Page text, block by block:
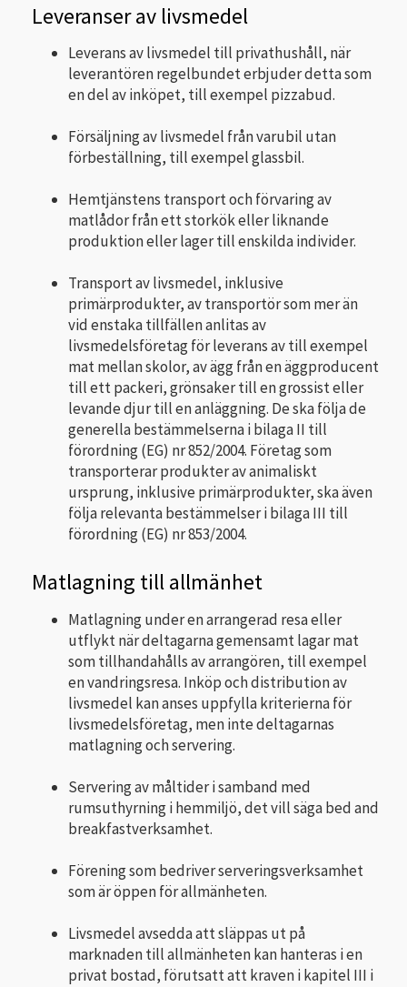
Leveranser av livsmedel
Leverans av livsmedel till privathushåll, när
leverantören regelbundet erbjuder detta som
en del av inköpet, till exempel pizzabud.
Försäljning av livsmedel från varubil utan
förbeställning, till exempel glassbil.
Hemtjänstens transport och förvaring av
matlådor från ett storkök eller liknande
produktion eller lager till enskilda individer.
Transport av livsmedel, inklusive
primärprodukter, av transportör som mer än
vid enstaka tillfällen anlitas av
livsmedelsföretag för leverans av till exempel
mat mellan skolor, av ägg från en äggproducent
till ett packeri, grönsaker till en grossist eller
levande djur till en anläggning. De ska följa de
generella bestämmelserna i bilaga II till
förordning (EG) nr 852/2004. Företag som
transporterar produkter av animaliskt
ursprung, inklusive primärprodukter, ska även
följa relevanta bestämmelser i bilaga III till
förordning (EG) nr 853/2004.
Matlagning till allmänhet
Matlagning under en arrangerad resa eller
utflykt när deltagarna gemensamt lagar mat
som tillhandahålls av arrangören, till exempel
en vandringsresa. Inköp och distribution av
livsmedel kan anses uppfylla kriterierna för
livsmedelsföretag, men inte deltagarnas
matlagning och servering.
Servering av måltider i samband med
rumsuthyrning i hemmiljö, det vill säga bed and
breakfastverksamhet.
Förening som bedriver serveringsverksamhet
som är öppen för allmänheten.
Livsmedel avsedda att släppas ut på
marknaden till allmänheten kan hanteras i en
privat bo­stad, förutsatt att kraven i kapitel III i